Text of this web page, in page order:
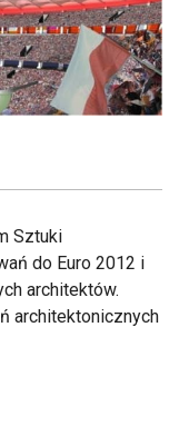
Sztuki
do Euro 2012 i
architektów.
architektonicznych